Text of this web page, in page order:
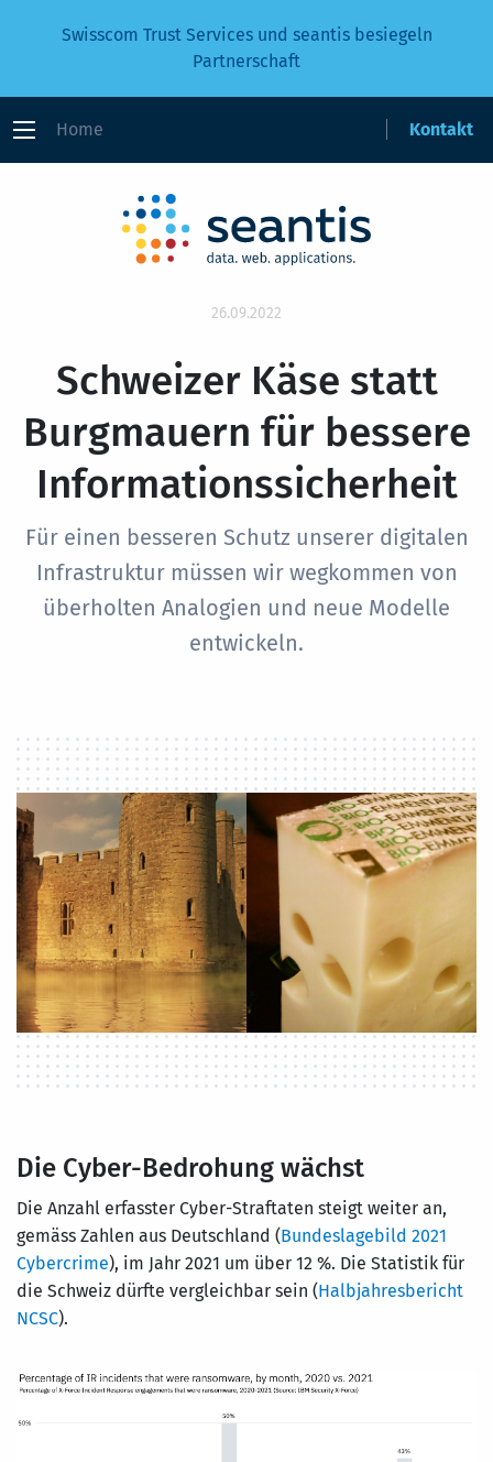
Swisscom Trust Services und seantis besiegeln
Partnerschaft
Home Kontakt
26.09.2022
Schweizer Käse statt
Burgmauern für bessere
Informationssicherheit
Für einen besseren Schutz unserer digitalen
Infrastruktur müssen wir wegkommen von
überholten Analogien und neue Modelle
entwickeln.
Die Cyber-Bedrohung wächst
Die Anzahl erfasster Cyber-Straftaten steigt weiter an,
gemäss Zahlen aus Deutschland (Bundeslagebild 2021
Cybercrime), im Jahr 2021 um über 12 %. Die Statistik für
die Schweiz dürfte vergleichbar sein (Halbjahresbericht
NCSC).